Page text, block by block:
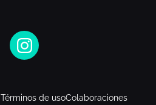
Términos de usoColaboraciones